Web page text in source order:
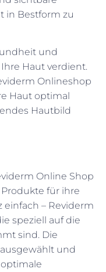
in Bestform zu
und
Haut verdient.
Onlineshop
Haut optimal
Hautbild
Online Shop
für ihre
einfach – Reviderm
speziell auf die
sind. Die
und